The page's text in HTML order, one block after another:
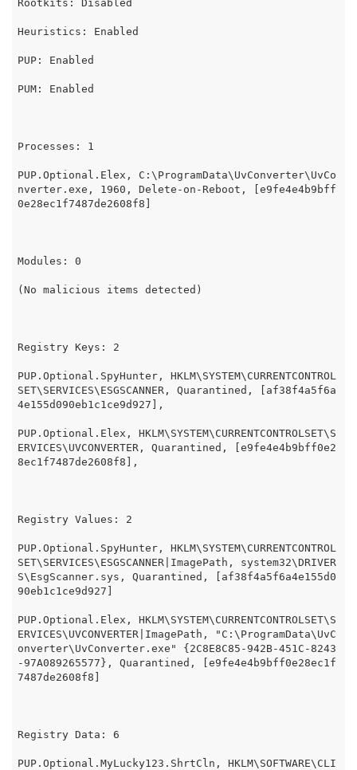
Rootkits: Disabled
Heuristics: Enabled
PUP: Enabled
PUM: Enabled
Processes: 1
PUP.Optional.Elex, C:\ProgramData\UvConverter\UvCo
nverter.exe, 1960, Delete-on-Reboot, [e9fe4e4b9bff
0e28ec1f7487de2608f8]
Modules: 0
(No malicious items detected)
Registry Keys: 2
PUP.Optional.SpyHunter, HKLM\SYSTEM\CURRENTCONTROL
SET\SERVICES\ESGSCANNER, Quarantined, [af38f4a5f6a
4e155d090eb1c1ce9d927],
PUP.Optional.Elex, HKLM\SYSTEM\CURRENTCONTROLSET\S
ERVICES\UVCONVERTER, Quarantined, [e9fe4e4b9bff0e2
8ec1f7487de2608f8],
Registry Values: 2
PUP.Optional.SpyHunter, HKLM\SYSTEM\CURRENTCONTROL
SET\SERVICES\ESGSCANNER|ImagePath, system32\DRIVER
S\EsgScanner.sys, Quarantined, [af38f4a5f6a4e155d0
90eb1c1ce9d927]
PUP.Optional.Elex, HKLM\SYSTEM\CURRENTCONTROLSET\S
ERVICES\UVCONVERTER|ImagePath, "C:\ProgramData\UvC
onverter\UvConverter.exe" {2C8E8C85-942B-451C-8243
-97A089265577}, Quarantined, [e9fe4e4b9bff0e28ec1f
7487de2608f8]
Registry Data: 6
PUP.Optional.MyLucky123.ShrtCln, HKLM\SOFTWARE\CLI